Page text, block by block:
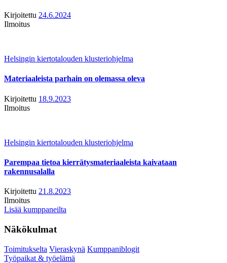
Kirjoitettu 24.6.2024
Ilmoitus
Helsingin kiertotalouden klusteriohjelma
Materiaaleista parhain on olemassa oleva
Kirjoitettu 18.9.2023
Ilmoitus
Helsingin kiertotalouden klusteriohjelma
Parempaa tietoa kierrätysmateriaaleista kaivataan
rakennusalalla
Kirjoitettu 21.8.2023
Ilmoitus
Lisää kumppaneilta
Näkökulmat
Toimitukselta Vieraskynä Kumppaniblogit
Työpaikat & työelämä